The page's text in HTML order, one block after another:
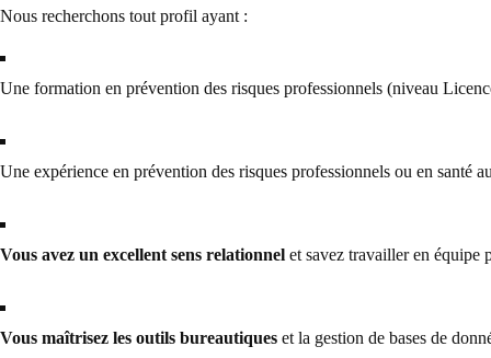
Nous recherchons tout profil ayant :
Une formation en prévention des risques professionnels (niveau
Une expérience en prévention des risques professionnels ou en santé
Vous avez un excellent sens relationnel et savez travailler en
Vous maîtrisez les outils bureautiques et la gestion de bases de